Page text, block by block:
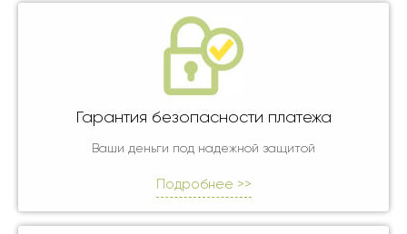
Гарантия безопасности платежа
Ваши деньги под надежной защитой
Подробнее >>